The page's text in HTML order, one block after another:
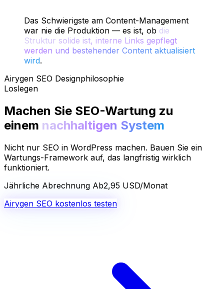
Das Schwierigste am Content-Management
war nie die Produktion — es ist, ob die
Struktur solide ist, interne Links gepflegt
werden und bestehender Content aktualisiert
wird.
Airygen SEO Designphilosophie
Loslegen
Machen Sie SEO-Wartung zu
einem nachhaltigen System
Nicht nur SEO in WordPress machen. Bauen Sie ein
Wartungs-Framework auf, das langfristig wirklich
funktioniert.
Jährliche Abrechnung Ab2,95 USD/Monat
Airygen SEO kostenlos testen